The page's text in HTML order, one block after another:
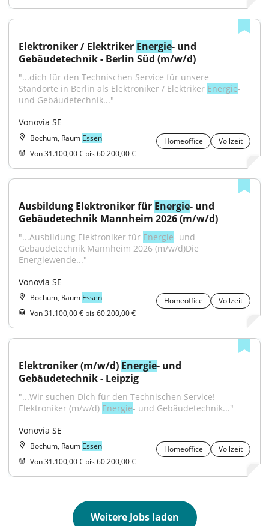
Elektroniker / Elektriker Energie- und
Gebäudetechnik - Berlin Süd (m/w/d)
"...dich für den Technischen Service für unsere
Standorte in Berlin als Elektroniker / Elektriker Energie-
und Gebäudetechnik..."
Vonovia SE
Bochum, Raum Essen Homeoffice
Vollzeit
Von 31.100,00 € bis 60.200,00 €
Ausbildung Elektroniker für Energie- und
Gebäudetechnik Mannheim 2026 (m/w/d)
"...Ausbildung Elektroniker für Energie- und
Gebäudetechnik Mannheim 2026 (m/w/d)Die
Energiewende..."
Vonovia SE
Bochum, Raum Essen Homeoffice
Vollzeit
Von 31.100,00 € bis 60.200,00 €
Elektroniker (m/w/d) Energie- und
Gebäudetechnik - Leipzig
"...Wir suchen Dich für den Technischen Service!
Elektroniker (m/w/d) Energie- und Gebäudetechnik..."
Vonovia SE
Bochum, Raum Essen Homeoffice
Vollzeit
Von 31.100,00 € bis 60.200,00 €
Weitere Jobs laden